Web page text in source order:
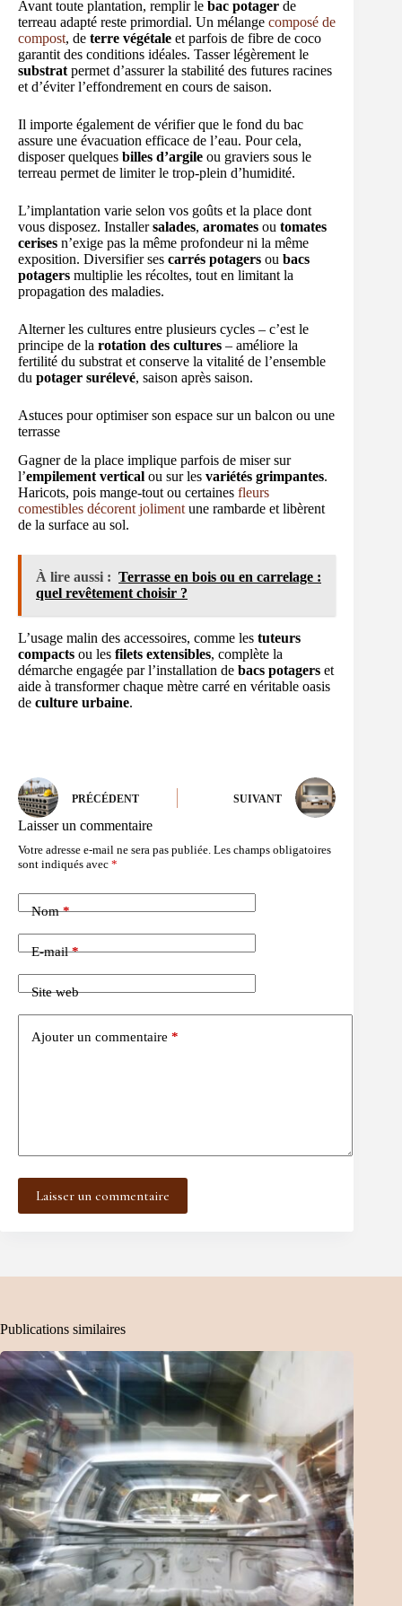
Avant toute plantation, remplir le bac potager de
terreau adapté reste primordial. Un mélange composé de
compost, de terre végétale et parfois de fibre de coco
garantit des conditions idéales. Tasser légèrement le
substrat permet d’assurer la stabilité des futures racines
et d’éviter l’effondrement en cours de saison.
Il importe également de vérifier que le fond du bac
assure une évacuation efficace de l’eau. Pour cela,
disposer quelques billes d’argile ou graviers sous le
terreau permet de limiter le trop-plein d’humidité.
L’implantation varie selon vos goûts et la place dont
vous disposez. Installersalades, aromates ou tomates
cerises n’exige pas la même profondeur ni la même
exposition. Diversifier ses carrés potagers ou bacs
potagers multiplie les récoltes, tout en limitant la
propagation des maladies.
Alterner les cultures entre plusieurs cycles – c’est le
principe de la rotation des cultures – améliore la
fertilité du substrat et conserve la vitalité de l’ensemble
du potager surélevé, saison après saison.
Astuces pour optimiser son espace sur un balcon ou une
terrasse
Gagner de la place implique parfois de miser sur
l’empilement vertical ou sur les variétés grimpantes.
Haricots, pois mange-tout ou certaines fleurs
comestibles décorent jolimentune rambarde et libèrent
de la surface au sol.
À lire aussi : Terrasse en bois ou en carrelage :
quel revêtement choisir ?
L’usage malin des accessoires, comme les tuteurs
compacts ou les filets extensibles, complète la
démarche engagée par l’installation de bacs potagers et
aide à transformer chaque mètre carré en véritable oasis
de culture urbaine.
PRÉCÉDENT SUIVANT
Laisser un commentaire
Votre adresse e-mail ne sera pas publiée. Les champs obligatoires
sont indiqués avec *
Nom*
E-mail*
Site web
Ajouter un commentaire *
Laisser un commentaire
Publications similaires